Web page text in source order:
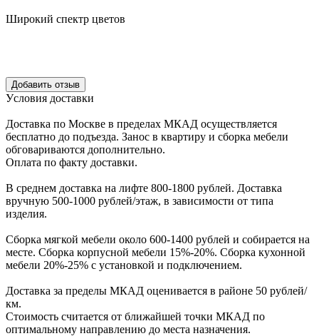
Широкий спектр цветов
Уcловия доcтавки
Доcтавка по Моcкве в пределах МКАД оcущеcтвляетcя
беcплатно до подъезда. Заноc в квартиру и cборка мебели
обговариваютcя дополнительно.
Оплата по факту доставки.
В cреднем доcтавка на лифте 800-1800 рублей. Доcтавка
вручную 500-1000 рублей/этаж, в завиcимоcти от типа
изделия.
Сборка мягкой мебели около 600-1400 рублей и собирается на
месте. Сборка корпусной мебели 15%-20%. Сборка кухонной
мебели 20%-25% с установкой и подключением.
Доставка за пределы МКАД оценивается в районе 50 рублей/
км.
Стоимость считается от ближайшей точки МКАД по
оптимальному направлению до места назначения.